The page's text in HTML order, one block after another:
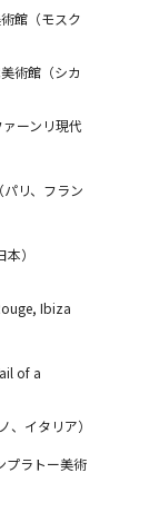
館（モスク
術館（シカ
ーンリ現代
リ、フラン
）
Ibiza
of a
、イタリア）
プラトー美術